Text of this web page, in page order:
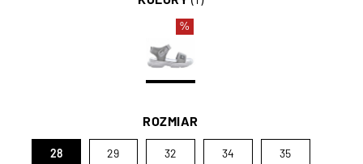
%
ROZMIAR
28 29 32 34 35